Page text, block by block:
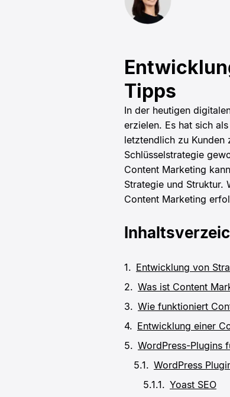
Tipps
In der heutigen
erzielen. Es hat sich
letztendlich zu Kunden
Schlüsselstrategie
Content Marketing
Strategie und Struktur.
Content Marketing
Entwicklung von
Was ist Content
Wie funktioniert
Entwicklung einer
WordPress-Plugins
WordPress
Yoast SEO